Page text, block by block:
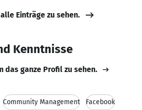
Einträge zu sehen.
Kenntnisse
das ganze Profil zu sehen.
Community Management Facebook